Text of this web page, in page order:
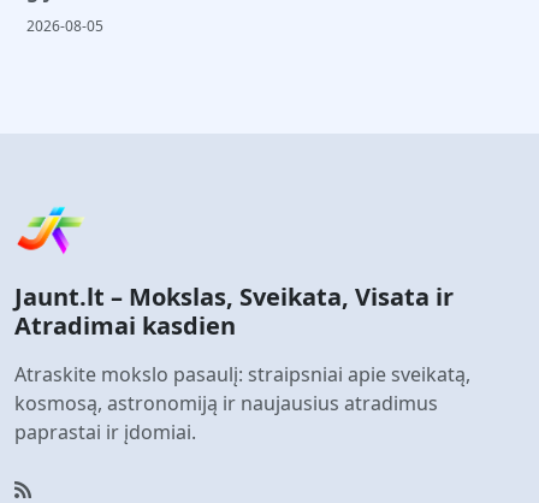
2026-08-05
Jaunt.lt – Mokslas, Sveikata, Visata ir
Atradimai kasdien
Atraskite mokslo pasaulį: straipsniai apie sveikatą,
kosmosą, astronomiją ir naujausius atradimus
paprastai ir įdomiai.